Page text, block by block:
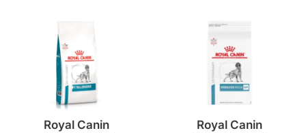
Royal Canin
Royal Canin